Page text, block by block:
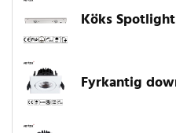
Köks
Fyrkantig